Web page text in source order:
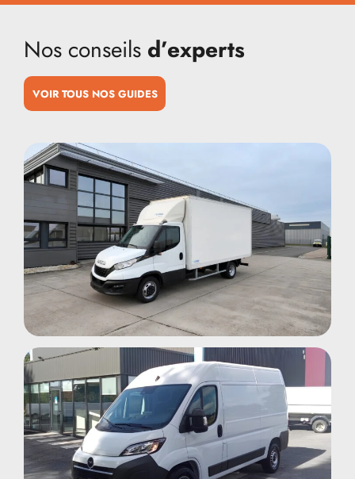
Nos conseils d’experts
VOIR TOUS NOS GUIDES